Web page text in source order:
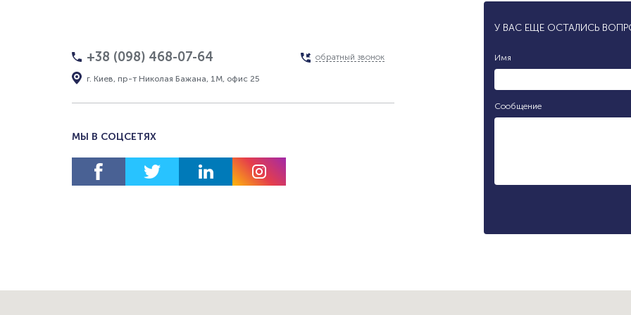
+38 (098) 468-07-64
г. Киев, пр-т Николая Бажана, 1М, офис 25
обратный звонок
МЫ В СОЦСЕТЯХ
У ВАС ЕЩЕ ОСТАЛИСЬ
Имя
Сообщение